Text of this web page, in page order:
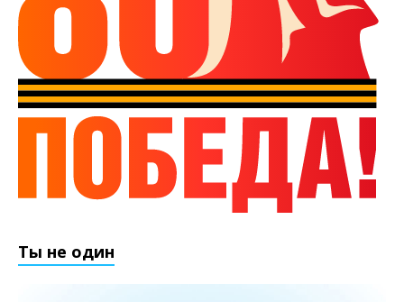
Ты не один